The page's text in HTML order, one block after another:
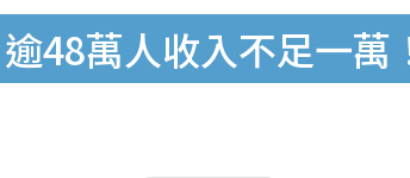
48萬人收入不足一